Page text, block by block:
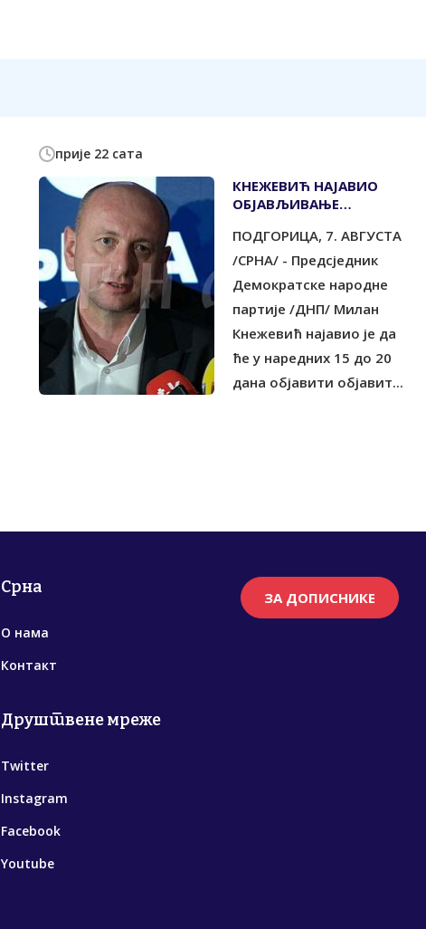
прије 22 сата
КНЕЖЕВИЋ НАЈАВИО
ОБЈАВЉИВАЊЕ
МОГАО СРУШИТИ
СПАЈИЋА
ПОДГОРИЦА, 7. АВГУСТА
/СРНА/ - Предсједник
Демократске народне
партије /ДНП/ Милан
Кнежевић најавио је да
ће у наредних 15 до 20
дана објавити објавит...
Срна
О нама
Контакт
Друштвене мреже
Twitter
Instagram
Facebook
Youtube
ЗА ДОПИСНИКЕ